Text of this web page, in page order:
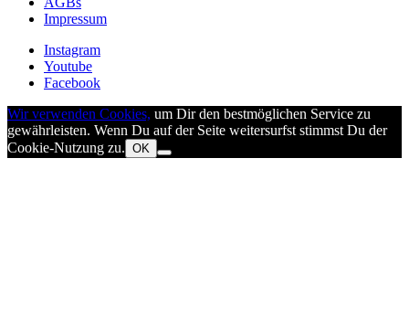
Impressum
Instagram
Youtube
Facebook
Wir verwenden Cookies, um Dir den bestmöglichen Service zu
gewährleisten. Wenn Du auf der Seite weitersurfst stimmst Du der
Cookie-Nutzung zu. OK